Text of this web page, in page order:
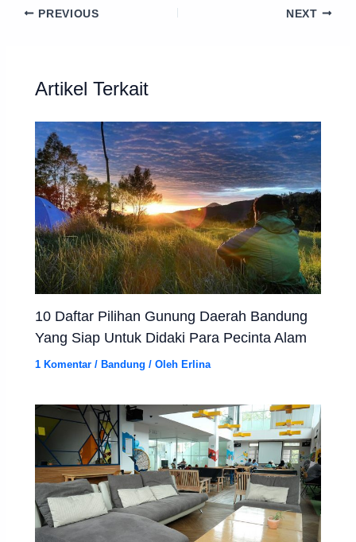
PREVIOUS NEXT
Artikel Terkait
10 Daftar Pilihan Gunung Daerah Bandung
Yang Siap Untuk Didaki Para Pecinta Alam
1 Komentar / Bandung / Oleh Erlina